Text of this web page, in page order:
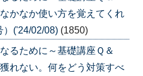
なか使い方を覚えてくれ
）('24/02/08) (1850)
るために～基礎講座Ｑ＆
ない。何をどう対策すべ